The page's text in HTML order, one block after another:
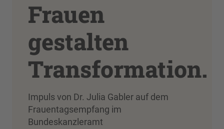
Frauen
gestalten
Transformation.
Impuls von Dr. Julia Gabler auf dem
Frauentagsempfang im
Bundeskanzleramt